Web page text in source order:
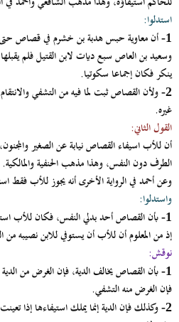
استدلوا:
1- أن معاوية حبس هدبة بن خشرم في قصاص حتى
وسعيد بن العاص سبع ديات لابن القتيل فلم
ينكر فكان إجماعا سكوتيا.
2- ولأن القصاص ثبت لما فيه من التشفي
غيره.
القول الثاني:
أن للأب اسيفاء القصاص نيابة عن الصغير
الطرف دون النفس، وهذا مذهب الحنفية والمالكية.
وعن أحمد في الرواية الأخرى أنه يجوز للأب فقط
واستدلوا:
1- بأن القصاص أحد بدلي النفس، فكان للأب
إذ من المعلوم أن للأب أن يستوفي للابن نصيبه من
نوقش:
1- بأن القصاص يخالف الدية، فإن الغرض من
فإن الغرض منه التشفي.
2- وكذلك فإن الدية إنما يملك استيفاءها إذا